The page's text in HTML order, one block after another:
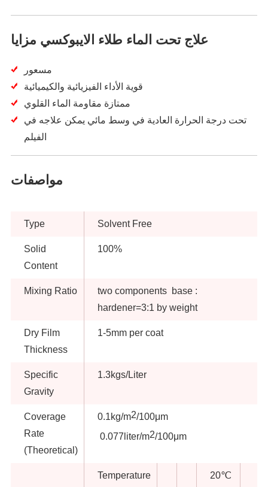
علاج تحت الماء طلاء الايبوكسي مزايا
مسعور
قوية الأداء الفيزيائية والكيميائية
ممتازة مقاومة الماء القلوي
تحت درجة الحرارة العادية في وسط مائي يمكن علاجه في
الفيلم
مواصفات
Type Solvent Free
Solid
Content
100%
Mixing Ratio
two components base :
hardener=3:1 by weight
Dry Film
Thickness
1-5mm per coat
Specific
Gravity
1.3kgs/Liter
Coverage
Rate
(Theoretical)
0.1kg/m2/100μm
0.077liter/m2/100μm
Temperature 20℃